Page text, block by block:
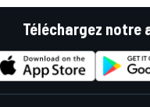
Téléchargez notre